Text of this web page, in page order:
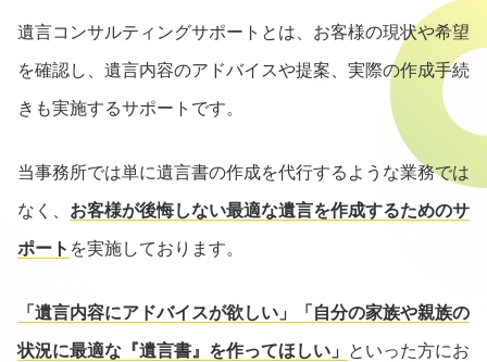
遺言コンサルティングサポートとは、お客様の現状や希望
を確認し、遺言内容のアドバイスや提案、実際の作成手続
きも実施するサポートです。
当事務所では単に遺言書の作成を代行するような業務では
なく、 お客様が後悔しない最適な遺言を作成するためのサ
ポート を実施しております。
「遺言内容にアドバイスが欲しい」「自分の家族や親族の
状況に最適な『遺言書』を作ってほしい」 といった方にお